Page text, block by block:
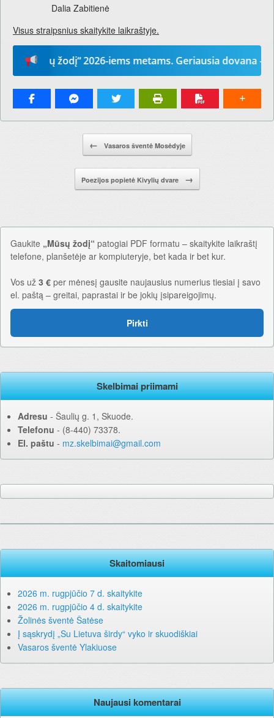
Dalia Zabitienė
Visus straipsnius skaitykite laikraštyje.
žodį“ 2026-iems metams. Geriausia dovana –
← Vasaros šventė Mosėdyje
Poezijos popietė Kivylių dvare →
Gaukite „Mūsų žodį“ patogiai PDF formatu – skaitykite laikraštį
telefone, planšetėje ar kompiuteryje, bet kada ir bet kur.
Vos už 3 € per mėnesį gausite naujausius numerius tiesiai į savo
el. paštą – greitai, paprastai ir be jokių įsipareigojimų.
Pirkti
Skelbimai priimami
Adresu ‐ Šaulių g. 1, Skuode.
Telefonu ‐ (8-440) 73378.
El. paštu ‐ mz.skelbimai@gmail.com
Skaitomiausi
2026 m. rugpjūčio 7 d. skaitykite
2026 m. rugpjūčio 4 d. skaitykite
Žolinės šventė Šatėse
Į sąskrydį „Su Lietuva širdy“ vyko ir skuodiškiai
Vasaros šventė Ylakiuose
Naujausi komentarai